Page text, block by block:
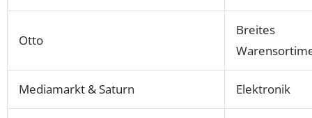
Otto
Breites
Mediamarkt & Saturn Elektronik